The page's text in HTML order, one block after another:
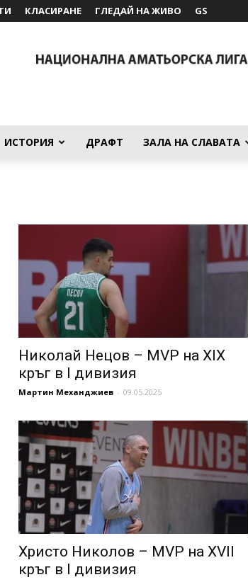
КЛАСИРАНЕ ГЛЕДАЙ НА ЖИВО GS
ИСТОРИЯ ДРАФТ ЗАЛА НА СЛАВАТА
Николай Нецов – MVP на XIX
кръг в I дивизия
Мартин Механджиев - 09.05.2025
Христо Николов – MVP на XVII
кръг в I дивизия